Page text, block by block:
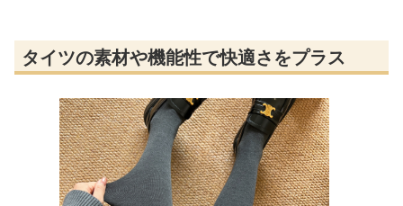
タイツの素材や機能性で快適さをプラス